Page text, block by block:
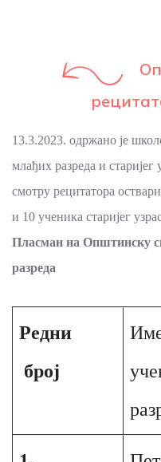
13.3.2023. одржано је
млађих разреда и
смотру рецитатора
и 10 ученика старијег
Пласман на Општинску
разреда
Редни
број